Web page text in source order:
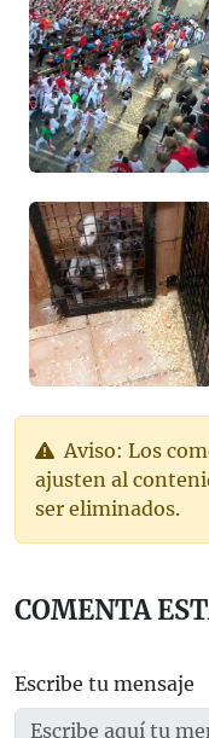
Aviso: Los
ajusten al
ser eliminados.
COMENTA
Escribe tu mensaje